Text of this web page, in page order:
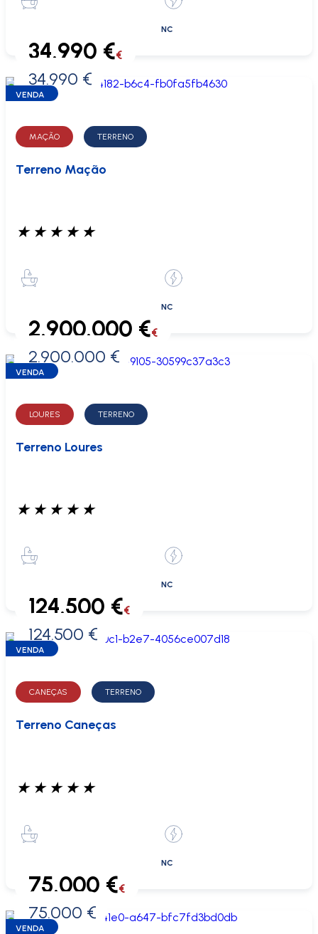
NC
0 €
34.990 €€
34.990 €
VENDA
MAÇÃO TERRENO
Terreno Mação
★ ★ ★ ★ ★
NC
0 €
2.900.000 €€
2.900.000 €
VENDA
LOURES TERRENO
Terreno Loures
★ ★ ★ ★ ★
NC
0 €
124.500 €€
124.500 €
VENDA
CANEÇAS TERRENO
Terreno Caneças
★ ★ ★ ★ ★
NC
0 €
75.000 €€
75.000 €
VENDA